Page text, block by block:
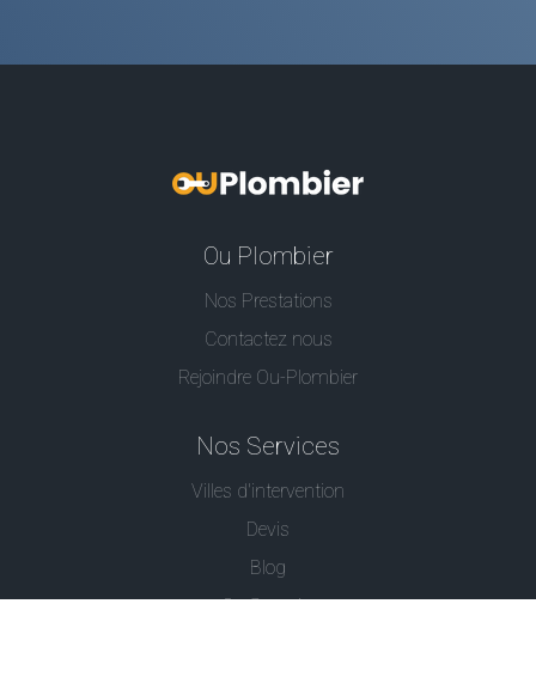
Ou Plombier
Nos Prestations
Contactez nous
Rejoindre Ou-Plombier
Nos Services
Villes d'intervention
Devis
Blog
Ou Serrurier